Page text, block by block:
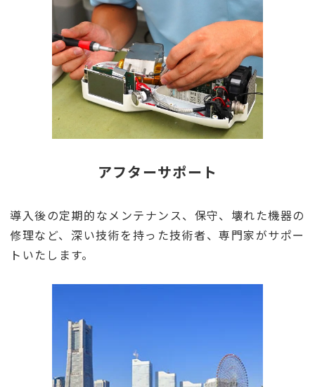
アフターサポート
導入後の定期的なメンテナンス、保守、壊れた機器の
修理など、深い技術を持った技術者、専門家がサポー
トいたします。